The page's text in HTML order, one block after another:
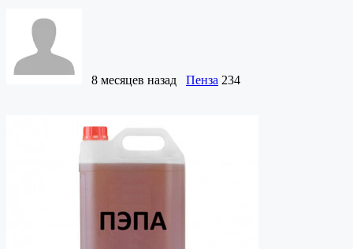
8 месяцев назад Пенза 234